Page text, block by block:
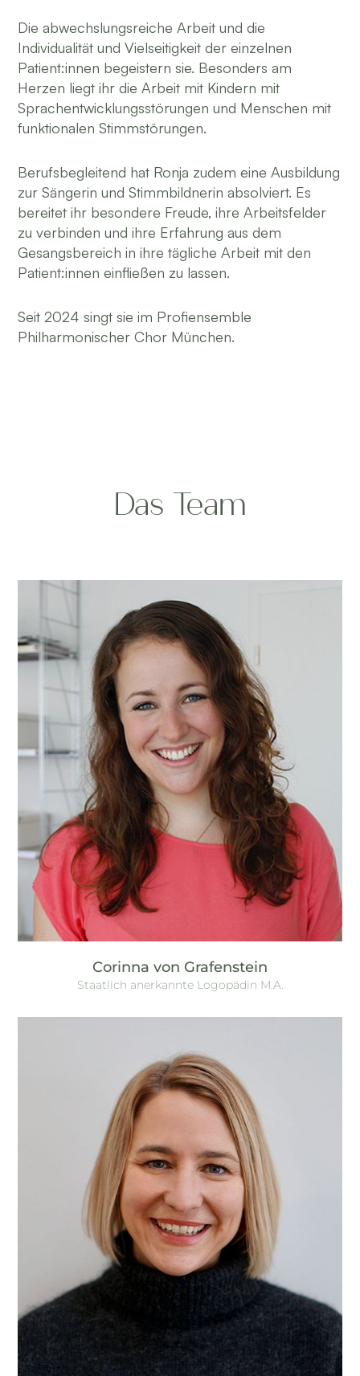
Die abwechslungsreiche Arbeit und die
Individualität und Vielseitigkeit der einzelnen
Patient:innen begeistern sie. Besonders am
Herzen liegt ihr die Arbeit mit Kindern mit
Sprachentwicklungsstörungen und Menschen mit
funktionalen Stimmstörungen.
Berufsbegleitend hat Ronja zudem eine Ausbildung
zur Sängerin und Stimmbildnerin absolviert. Es
bereitet ihr besondere Freude, ihre Arbeitsfelder
zu verbinden und ihre Erfahrung aus dem
Gesangsbereich in ihre tägliche Arbeit mit den
Patient:innen einfließen zu lassen.
Seit 2024 singt sie im Profiensemble
Philharmonischer Chor München.
Das Team
Corinna von Grafenstein
Staatlich anerkannte Logopädin M.A.